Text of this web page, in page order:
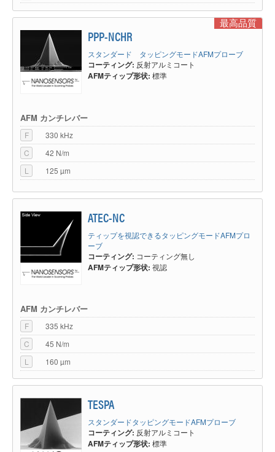
最高品質
PPP-NCHR
スタンダード タッピングモードAFMプローブ
コーティング: 反射アルミコート
AFMティップ形状: 標準
AFM カンチレバー
F
330 kHz
C
42 N/m
L
125 µm
ATEC-NC
ティップを視認できるタッピングモードAFMプロ
ーブ
コーティング: コーティング無し
AFMティップ形状: 視認
AFM カンチレバー
F
335 kHz
C
45 N/m
L
160 µm
TESPA
スタンダードタッピングモードAFMプローブ
コーティング: 反射アルミコート
AFMティップ形状: 標準